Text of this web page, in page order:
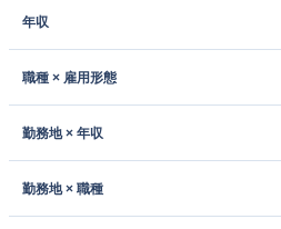
年収
職種 × 雇用形態
勤務地 × 年収
勤務地 × 職種